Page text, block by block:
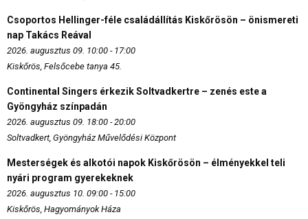
Csoportos Hellinger-féle családállítás Kiskőrösön – önismereti
nap Takács Reával
2026. augusztus 09. 10:00 - 17:00
Kiskőrös, Felsőcebe tanya 45.
Continental Singers érkezik Soltvadkertre – zenés este a
Gyöngyház színpadán
2026. augusztus 09. 18:00 - 20:00
Soltvadkert, Gyöngyház Művelődési Központ
Mesterségek és alkotói napok Kiskőrösön – élményekkel teli
nyári program gyerekeknek
2026. augusztus 10. 09:00 - 15:00
Kiskőrös, Hagyományok Háza